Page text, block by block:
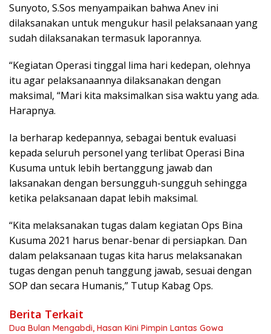
Sunyoto, S.Sos menyampaikan bahwa Anev ini
dilaksanakan untuk mengukur hasil pelaksanaan yang
sudah dilaksanakan termasuk laporannya.
“Kegiatan Operasi tinggal lima hari kedepan, olehnya
itu agar pelaksanaannya dilaksanakan dengan
maksimal, “Mari kita maksimalkan sisa waktu yang ada.
Harapnya.
Ia berharap kedepannya, sebagai bentuk evaluasi
kepada seluruh personel yang terlibat Operasi Bina
Kusuma untuk lebih bertanggung jawab dan
laksanakan dengan bersungguh-sungguh sehingga
ketika pelaksanaan dapat lebih maksimal.
“Kita melaksanakan tugas dalam kegiatan Ops Bina
Kusuma 2021 harus benar-benar di persiapkan. Dan
dalam pelaksanaan tugas kita harus melaksanakan
tugas dengan penuh tanggung jawab, sesuai dengan
SOP dan secara Humanis,” Tutup Kabag Ops.
Berita Terkait
Dua Bulan Mengabdi, Hasan Kini Pimpin Lantas Gowa